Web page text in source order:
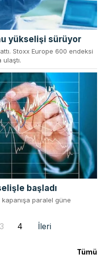
yükselişi sürüyor
Stoxx Europe 600 endeksi
başladı
paralel güne
3 4 İleri
Tümü